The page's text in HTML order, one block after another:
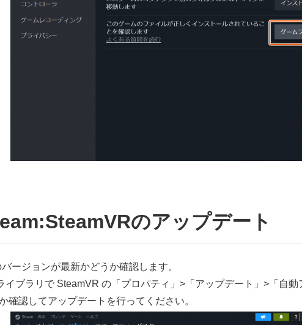
のアップデート
ージョンが最新かどうか確認します。
イブラリで SteamVR の「プロパティ」>「アップデート」>「自
確認してアップデートを行ってください。